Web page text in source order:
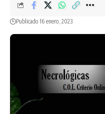
Publicado 16 enero, 2023